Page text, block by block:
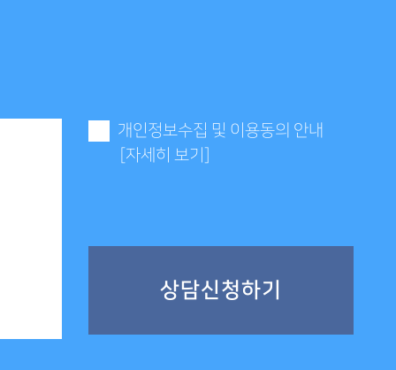
개인정보수집 및 이용동의 안내
[자세히 보기]
상담신청하기